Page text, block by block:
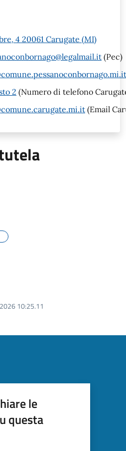
4 20061 Carugate (MI)
(Pec)
2 (Numero di telefono
(Email
10:25.11
le
questa